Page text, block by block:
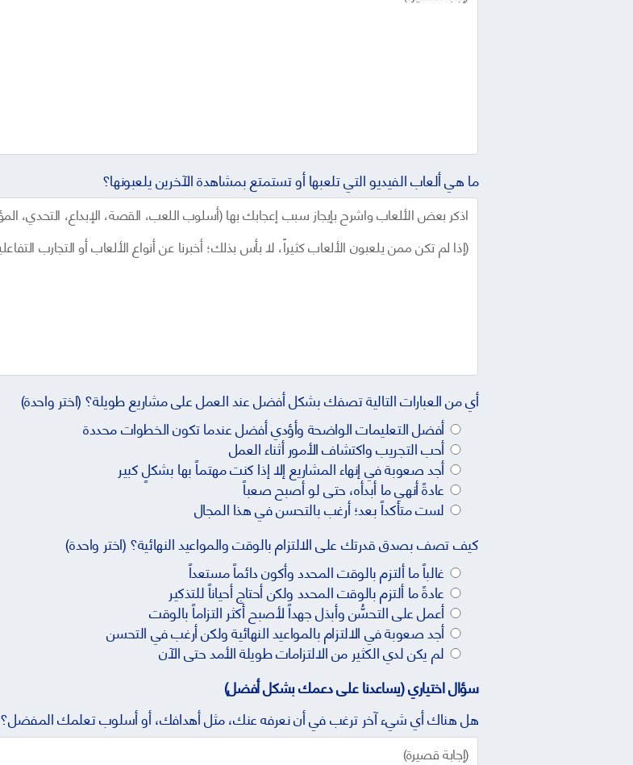
ما هي ألعاب الفيديو التي تلعبها أو تستمتع بمشاهدة الآخرين يلعبونها؟
أي من العبارات التالية تصفك بشكل أفضل عند العمل على مشاريع طويلة؟ (اختر واحدة)
أفضل التعليمات الواضحة وأؤدي أفضل عندما تكون الخطوات محددة
أحب التجريب واكتشاف الأمور أثناء العمل
أجد صعوبة في إنهاء المشاريع إلا إذا كنت مهتماً بها بشكلٍ كبير
عادةً أنهي ما أبدأه، حتى لو أصبح صعباً
لست متأكداً بعد؛ أرغب بالتحسن في هذا المجال
كيف تصف بصدق قدرتك على الالتزام بالوقت والمواعيد النهائية؟ (اختر واحدة)
غالباً ما ألتزم بالوقت المحدد وأكون دائماً مستعداً
عادةً ما ألتزم بالوقت المحدد ولكن أحتاج أحياناً للتذكير
أعمل على التحسُّن وأبذل جهداً لأصبح أكثر التزاماً بالوقت
أجد صعوبة في الالتزام بالمواعيد النهائية ولكن أرغب في التحسن
لم يكن لدي الكثير من الالتزامات طويلة الأمد حتى الآن
سؤال اختياري (يساعدنا على دعمك بشكل أفضل)
هل هناك أي شيء آخر ترغب في أن نعرفه عنك، مثل أهدافك، أو أسلوب تعلمك المفضل؟